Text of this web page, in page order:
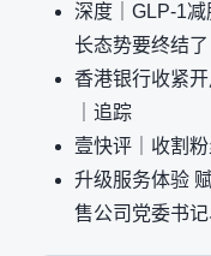
深度｜GLP-1
长态势要终结了
香港银行收紧
｜追踪
壹快评｜收割
升级服务体验
售公司党委书